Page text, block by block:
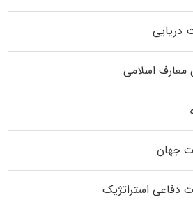
دریایی
اسلامی
جهان
دفاعی استراتژیک